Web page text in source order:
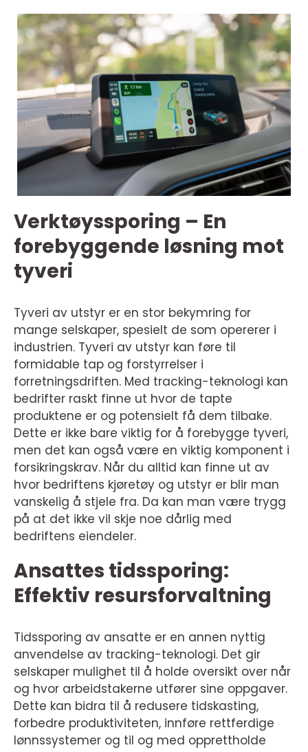
Verktøyssporing – En
forebyggende løsning mot
tyveri
Tyveri av utstyr er en stor bekymring for
mange selskaper, spesielt de som opererer i
industrien. Tyveri av utstyr kan føre til
formidable tap og forstyrrelser i
forretningsdriften. Med tracking-teknologi kan
bedrifter raskt finne ut hvor de tapte
produktene er og potensielt få dem tilbake.
Dette er ikke bare viktig for å forebygge tyveri,
men det kan også være en viktig komponent i
forsikringskrav. Når du alltid kan finne ut av
hvor bedriftens kjøretøy og utstyr er blir man
vanskelig å stjele fra. Da kan man være trygg
på at det ikke vil skje noe dårlig med
bedriftens eiendeler.
Ansattes tidssporing:
Effektiv resursforvaltning
Tidssporing av ansatte er en annen nyttig
anvendelse av tracking-teknologi. Det gir
selskaper mulighet til å holde oversikt over når
og hvor arbeidstakerne utfører sine oppgaver.
Dette kan bidra til å redusere tidskasting,
forbedre produktiviteten, innføre rettferdige
lønnssystemer og til og med opprettholde